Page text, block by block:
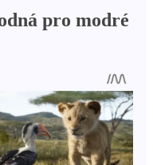
pro modré